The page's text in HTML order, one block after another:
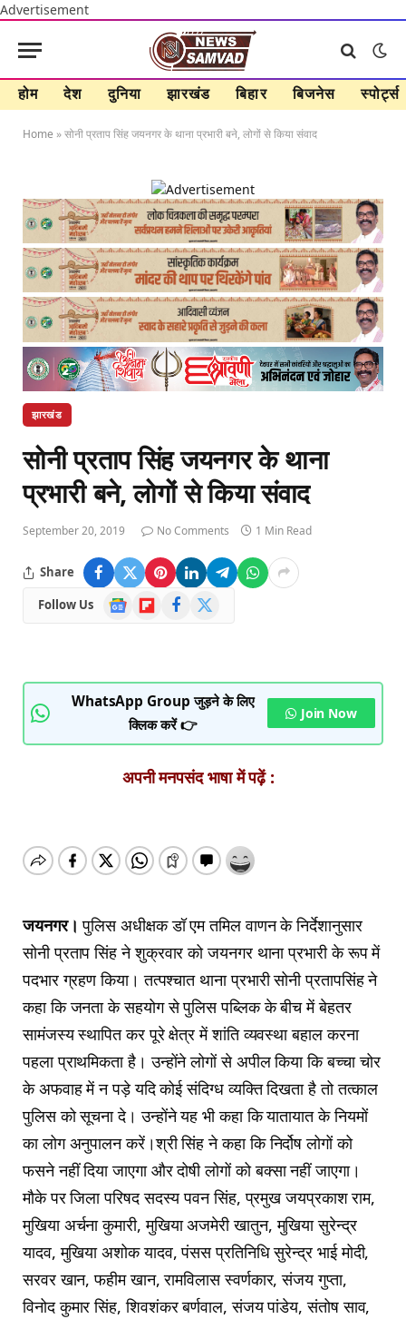
Advertisement
होम देश दुनिया झारखंड बिहार बिजनेस स्पोर्ट्स
Home »सोनी प्रताप सिंह जयनगर के थाना प्रभारी बने, लोगों से किया संवाद
झारखंड
सोनी प्रताप सिंह जयनगर के थाना
प्रभारी बने, लोगों से किया संवाद
September 20, 2019 No Comments 1 Min Read
Share
Follow Us
Google
News
FlipboardFacebook
WhatsApp Group जुड़ने के लिए
क्लिक करें 👉
Join Now
अपनी मनपसंद भाषा में पढ़ें :
जयनगर। पुलिस अधीक्षक डॉ एम तमिल वाणन के निर्देशानुसार
सोनी प्रताप सिंह ने शुक्रवार को जयनगर थाना प्रभारी के रूप में
पदभार ग्रहण किया। तत्पश्चात थाना प्रभारी सोनी प्रतापसिंह ने
कहा कि जनता के सहयोग से पुलिस पब्लिक के बीच में बेहतर
सामंजस्य स्थापित कर पूरे क्षेत्र में शांति व्यवस्था बहाल करना
पहला प्राथमिकता है। उन्होंने लोगों से अपील किया कि बच्चा चोर
के अफवाह में न पड़े यदि कोई संदिग्ध व्यक्ति दिखता है तो तत्काल
पुलिस को सूचना दे। उन्होंने यह भी कहा कि यातायात के नियमों
का लोग अनुपालन करें।श्री सिंह ने कहा कि निर्दोष लोगों को
फसने नहीं दिया जाएगा और दोषी लोगों को बक्सा नहीं जाएगा।
मौके पर जिला परिषद सदस्य पवन सिंह, प्रमुख जयप्रकाश राम,
मुखिया अर्चना कुमारी, मुखिया अजमेरी खातुन, मुखिया सुरेन्द्र
यादव, मुखिया अशोक यादव, पंसस प्रतिनिधि सुरेन्द्र भाई मोदी,
सरवर खान, फहीम खान, रामविलास स्वर्णकार, संजय गुप्ता,
विनोद कुमार सिंह, शिवशंकर बर्णवाल, संजय पांडेय, संतोष साव,